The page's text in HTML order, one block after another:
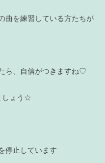
曲を練習している方たちが
ら、自信がつきますね♡
しょう☆
停止しています